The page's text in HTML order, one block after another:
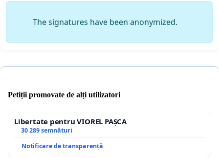
The signatures have been anonymized.
Petiții promovate de alți utilizatori
Libertate pentru VIOREL PAȘCA
30 289 semnături
Notificare de transparență